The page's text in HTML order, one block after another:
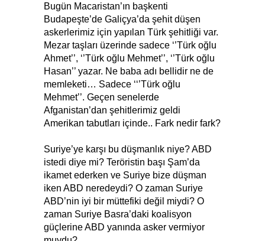
Bugün Macaristan’ın başkenti
Budapeşte’de Galiçya’da şehit düşen
askerlerimiz için yapılan Türk şehitliği var.
Mezar taşları üzerinde sadece ‘’Türk oğlu
Ahmet’’, ‘’Türk oğlu Mehmet’’, ‘’Türk oğlu
Hasan’’ yazar. Ne baba adı bellidir ne de
memleketi… Sadece ‘‘’Türk oğlu
Mehmet’’. Geçen senelerde
Afganistan’dan şehitlerimiz geldi
Amerikan tabutları içinde.. Fark nedir fark?
Suriye’ye karşı bu düşmanlık niye? ABD
istedi diye mi? Teröristin başı Şam’da
ikamet ederken ve Suriye bize düşman
iken ABD neredeydi? O zaman Suriye
ABD’nin iyi bir müttefiki değil miydi? O
zaman Suriye Basra’daki koalisyon
güçlerine ABD yanında asker vermiyor